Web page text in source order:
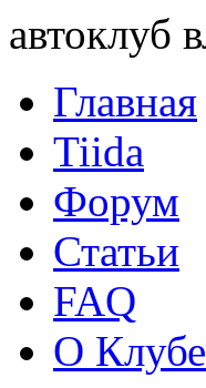
автоклуб
Главная
Tiida
Форум
Статьи
FAQ
О Клубе